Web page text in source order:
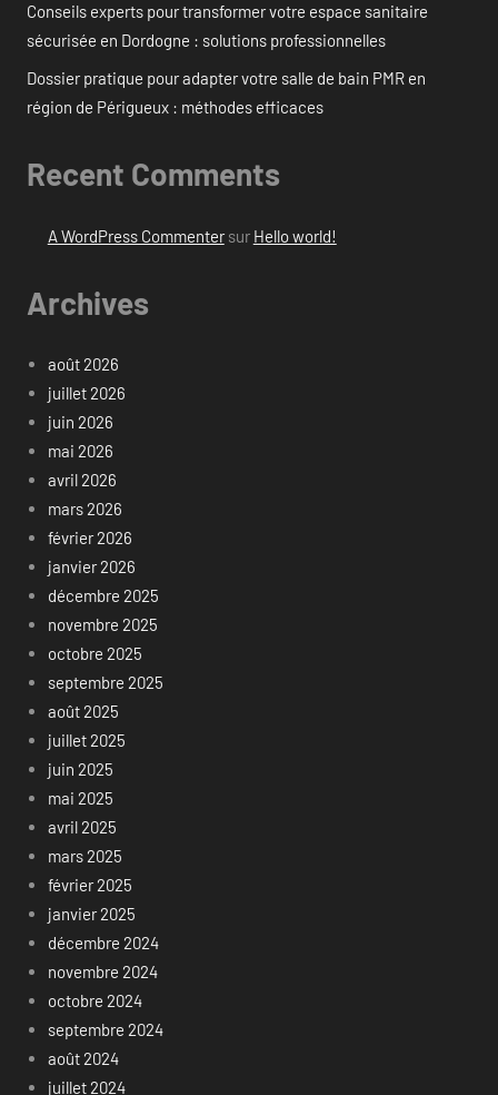
Conseils experts pour transformer votre espace sanitaire
sécurisée en Dordogne : solutions professionnelles
Dossier pratique pour adapter votre salle de bain PMR en
région de Périgueux : méthodes efficaces
Recent Comments
A WordPress Commentersur Hello world!
Archives
août 2026
juillet 2026
juin 2026
mai 2026
avril 2026
mars 2026
février 2026
janvier 2026
décembre 2025
novembre 2025
octobre 2025
septembre 2025
août 2025
juillet 2025
juin 2025
mai 2025
avril 2025
mars 2025
février 2025
janvier 2025
décembre 2024
novembre 2024
octobre 2024
septembre 2024
août 2024
juillet 2024